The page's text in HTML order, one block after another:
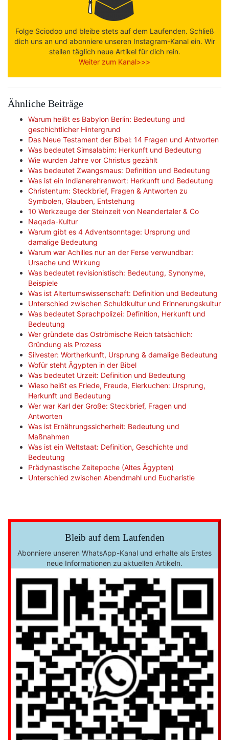
Folge Sciodoo und bleibe stets auf dem Laufenden. Schließ
dich uns an und abonniere unseren Instagram-Kanal ein. Wir
stellen täglich neue Artikel für dich rein.
Weiter zum Kanal>>>
Ähnliche Beiträge
Warum heißt es Babylon Berlin: Bedeutung und
geschichtlicher Hintergrund
Das Neue Testament der Bibel: 14 Fragen und Antworten
Was bedeutet Simsalabim: Herkunft und Bedeutung
Wie wurden Jahre vor Christus gezählt
Was bedeutet Zwangsmaus: Definition und Bedeutung
Was ist ein Indianerehrenwort: Herkunft und Bedeutung
Christentum: Steckbrief, Fragen & Antworten zu
Symbolen, Glauben, Entstehung
10 Werkzeuge der Steinzeit von Neandertaler & Co
Naqada-Kultur
Warum gibt es 4 Adventsonntage: Ursprung und
damalige Bedeutung
Warum war Achilles nur an der Ferse verwundbar:
Ursache und Wirkung
Was bedeutet revisionistisch: Bedeutung, Synonyme,
Beispiele
Was ist Altertumswissenschaft: Definition und Bedeutung
Unterschied zwischen Schuldkultur und Erinnerungskultur
Was bedeutet Sprachpolizei: Definition, Herkunft und
Bedeutung
Wer gründete das Oströmische Reich tatsächlich:
Gründung als Prozess
Silvester: Wortherkunft, Ursprung & damalige Bedeutung
Wofür steht Ägypten in der Bibel
Was bedeutet Urzeit: Definition und Bedeutung
Wieso heißt es Friede, Freude, Eierkuchen: Ursprung,
Herkunft und Bedeutung
Wer war Karl der Große: Steckbrief, Fragen und
Antworten
Was ist Ernährungssicherheit: Bedeutung und
Maßnahmen
Was ist ein Weltstaat: Definition, Geschichte und
Bedeutung
Prädynastische Zeitepoche (Altes Ägypten)
Unterschied zwischen Abendmahl und Eucharistie
Bleib auf dem Laufenden
Abonniere unseren WhatsApp-Kanal und erhalte als Erstes
neue Informationen zu aktuellen Artikeln.